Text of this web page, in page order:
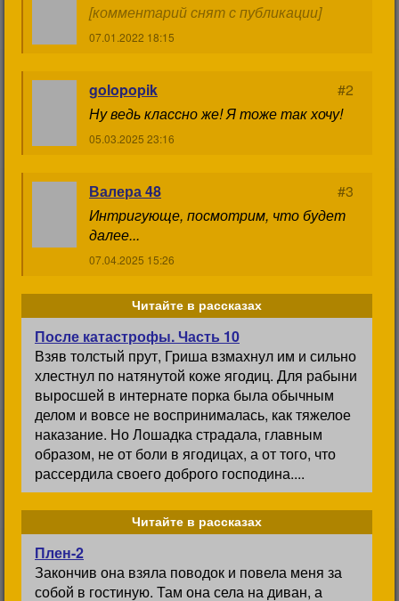
[комментарий снят с публикации]
07.01.2022 18:15
golopopik
#2
Ну ведь классно же! Я тоже так хочу!
05.03.2025 23:16
Валера 48
#3
Интригующе, посмотрим, что будет
далее...
07.04.2025 15:26
Читайте в рассказах
После катастрофы. Часть 10
Взяв толстый прут, Гриша взмахнул им и сильно
хлестнул по натянутой коже ягодиц. Для рабыни
выросшей в интернате порка была обычным
делом и вовсе не воспринималась, как тяжелое
наказание. Но Лошадка страдала, главным
образом, не от боли в ягодицах, а от того, что
рассердила своего доброго господина....
Читайте в рассказах
Плен-2
Закончив она взяла поводок и повела меня за
собой в гостиную. Там она села на диван, а